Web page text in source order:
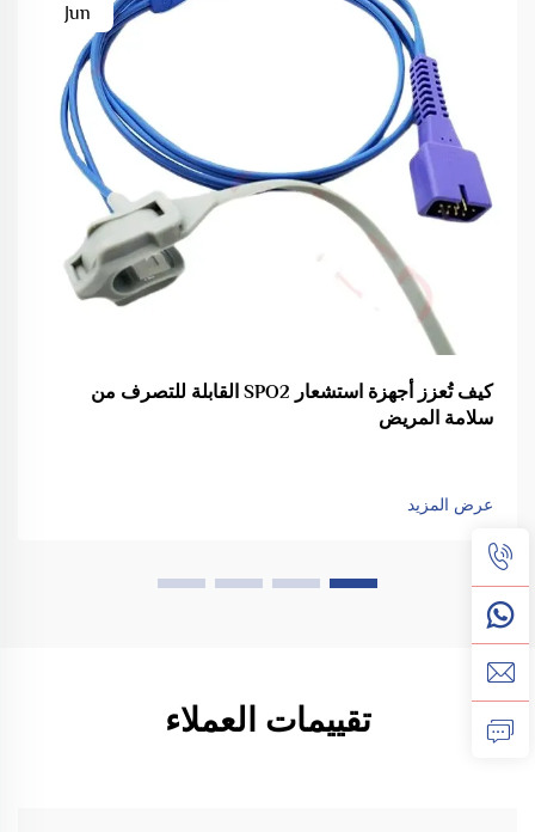
Jun
كيف تُعزز أجهزة استشعار SPO2 القابلة للتصرف من
سلامة المريض
عرض المزيد
تقييمات العملاء